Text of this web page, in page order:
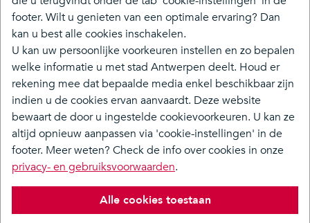
Terug naar overzicht
September 2025
tijdens de openingsuren van het Infopunt
footer. Wilt u genieten van een optimale ervaring? Dan
kan u best alle cookies inschakelen.
U kan uw persoonlijke voorkeuren instellen en zo bepalen
welke informatie u met stad Antwerpen deelt. Houd er
rekening mee dat bepaalde media enkel beschikbaar zijn
indien u de cookies ervan aanvaardt. Deze website
bewaart de door u ingestelde cookievoorkeuren. U kan ze
altijd opnieuw aanpassen via 'cookie-instellingen' in de
footer. Meer weten? Check de info over cookies in onze
privacy- en gebruiksvoorwaarden.
Alle cookies toestaan